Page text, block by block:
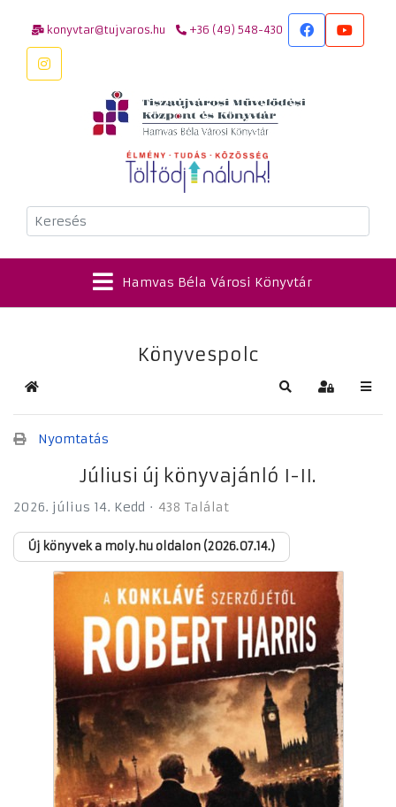
konyvtar@tujvaros.hu +36 (49) 548-430
Keresés
Hamvas Béla Városi Könyvtár
Könyvespolc
Kezdőlap Keresés
Nyomtatás
Júliusi új könyvajánló I-II.
2026. július 14. Kedd 438 Találat
Új könyvek a moly.hu oldalon (2026.07.14.)